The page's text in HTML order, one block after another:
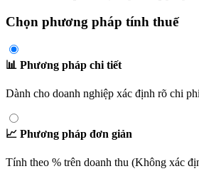
Chọn phương pháp tính thuế
📊 Phương pháp chi tiết
Dành cho doanh nghiệp xác định rõ chi
📈 Phương pháp đơn giản
Tính theo % trên doanh thu (Không xác